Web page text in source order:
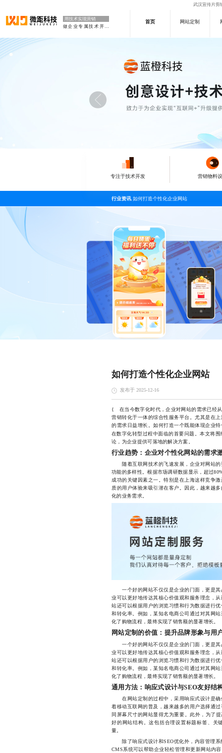
武汉宣传片剪
用技术实现营销
做企业专属技术开发部门
首页 网站定制
专注于技术开发 营销物料
行业资讯 如何打造个性化企业网站
如何打造个性化企业网站
发布于 2025-12-16
{ 在当今数字化时代，企业对网站的需求已经
营销转化于一体的综合性服务平台。尤其是在
的需求日益增长。如何打造一个既能体现企业
在数字化转型过程中面临的首要问题。本文将
论，为企业提供可落地的解决方案。
行业趋势：企业对个性化网站的需求
随着互联网技术的飞速发展，企业对网站的
功能的多样性。根据市场调研数据显示，超过
成功的关键因素之一。特别是在上海这样竞争
质的用户体验来吸引潜在客户。因此，越来越
化的业务需求。
一个好的网站不仅仅是企业的门面，更是其
业可以更好地传达其核心价值观和服务理念，
站还可以根据用户的浏览习惯和行为数据进行
和转化率。例如，某知名电商公司通过对其网
化了购物流程，最终实现了销售额的显著增长。
网站定制的价值：提升品牌形象与用
一个好的网站不仅仅是企业的门面，更是其
业可以更好地传达其核心价值观和服务理念，
站还可以根据用户的浏览习惯和行为数据进行
和转化率。例如，某知名电商公司通过对其网
化了购物流程，最终实现了销售额的显著增长。
通用方法：响应式设计与SEO友好结
在网站定制的过程中，采用响应式设计是确
着移动互联网的普及，越来越多的用户选择通
同屏幕尺寸的网站显得尤为重要。此外，为了
好的网站结构。这包括合理设置标题标签、关
量。
除了响应式设计和SEO优化外，内容管理系
CMS系统可以帮助企业轻松管理和更新网站内